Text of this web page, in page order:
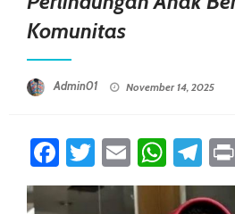
Komunitas
Admin01 November 14, 2025
Facebook
Twitter
Email